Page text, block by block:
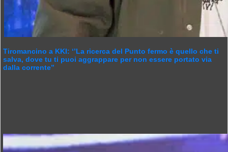
Tiromancino a KKI: ‘’La ricerca del Punto fermo è quello che ti
salva, dove tu ti puoi aggrappare per non essere portato via
dalla corrente’’